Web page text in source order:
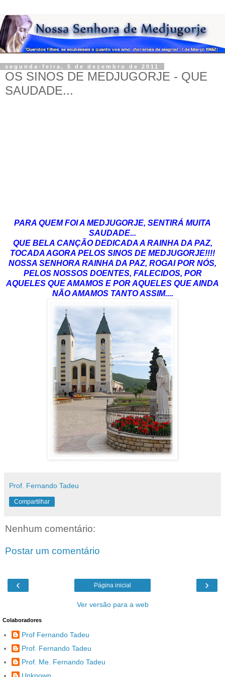
segunda-feira, 5 de dezembro de 2011
OS SINOS DE MEDJUGORJE - QUE
SAUDADE...
PARA QUEM FOI A MEDJUGORJE, SENTIRÁ MUITA
SAUDADE...
QUE BELA CANÇÃO DEDICADA A RAINHA DA PAZ,
TOCADA AGORA PELOS SINOS DE MEDJUGORJE!!!!
NOSSA SENHORA RAINHA DA PAZ, ROGAI POR NÓS,
PELOS NOSSOS DOENTES, FALECIDOS, POR
AQUELES QUE AMAMOS E POR AQUELES QUE AINDA
NÃO AMAMOS TANTO ASSIM....
Prof. Fernando Tadeu
Compartilhar
Nenhum comentário:
Postar um comentário
‹ ›
Página inicial
Ver versão para a web
Colaboradores
Prof Fernando Tadeu
Prof. Fernando Tadeu
Prof. Me. Fernando Tadeu